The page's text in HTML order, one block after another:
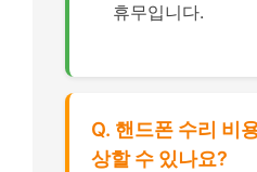
휴무입니다.
Q. 핸드폰 수리 비
상할 수 있나요?